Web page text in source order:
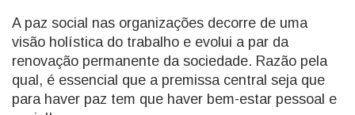
A paz social nas organizações decorre de uma
visão holística do trabalho e evolui a par da
renovação permanente da sociedade. Razão pela
qual, é essencial que a premissa central seja que
para haver paz tem que haver bem-estar pessoal e